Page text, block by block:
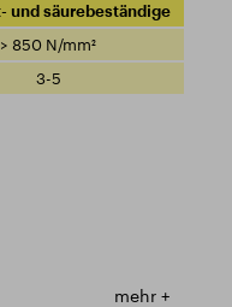
und säurebeständige
> 850 N/mm²
3-5
mehr +